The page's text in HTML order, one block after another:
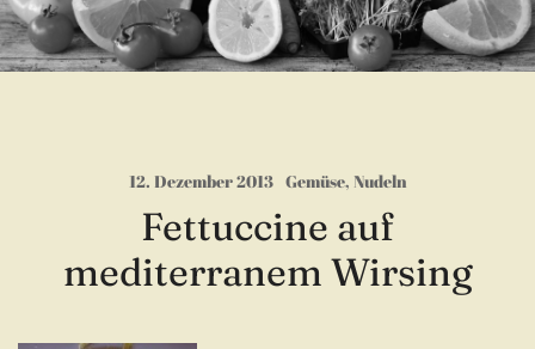
12. Dezember 2013 Gemüse, Nudeln
Fettuccine auf
mediterranem Wirsing